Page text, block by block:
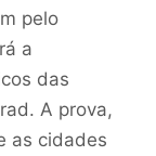
pelo
a
das
A prova,
as cidades